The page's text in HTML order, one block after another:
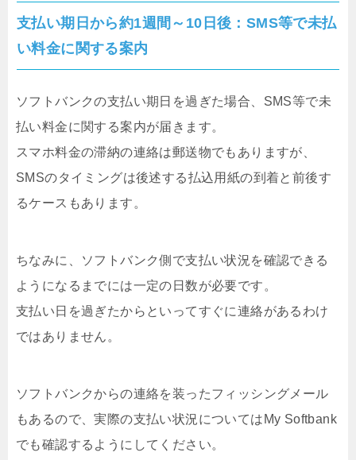
支払い期日から約1週間～10日後：SMS等で未払
い料金に関する案内
ソフトバンクの支払い期日を過ぎた場合、SMS等で未
払い料金に関する案内が届きます。
スマホ料金の滞納の連絡は郵送物でもありますが、
SMSのタイミングは後述する払込用紙の到着と前後す
るケースもあります。
ちなみに、ソフトバンク側で支払い状況を確認できる
ようになるまでには一定の日数が必要です。
支払い日を過ぎたからといってすぐに連絡があるわけ
ではありません。
ソフトバンクからの連絡を装ったフィッシングメール
もあるので、実際の支払い状況についてはMy Softbank
でも確認するようにしてください。